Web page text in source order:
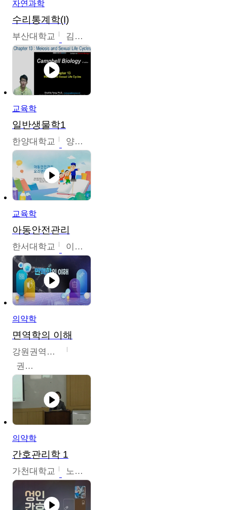
자연과학
수리통계학(I)
부산대학교 김충락
교육학
일반생물학1
한양대학교 양철수
교육학
아동안전관리
한서대학교 이태연
의약학
면역학의 이해
강원권역센터
권보인
의약학
간호관리학 1
가천대학교 노원정